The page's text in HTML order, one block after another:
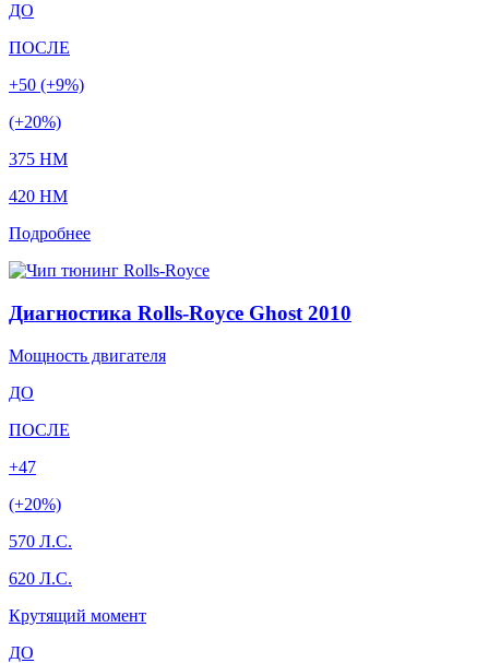
ДО
ПОСЛЕ
+50 (+9%)
(+20%)
375 HM
420 HM
Подробнее
Диагностика Rolls-Royce Ghost 2010
Мощность двигателя
ДО
ПОСЛЕ
+47
(+20%)
570 Л.С.
620 Л.С.
Крутящий момент
ДО